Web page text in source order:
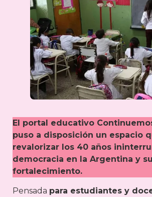
El portal educativo
puso a disposición un espacio
revalorizar los 40 años
democracia en la Argentina y su
fortalecimiento.
Pensada para estudiantes y